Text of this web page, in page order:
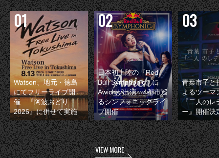
Watson、地元・徳島
にてフリーライブ開
催 『阿波おどり
2026』に併せて実施
日本初上陸の『Red
Bull Symphonic』に
Awichが出演 4都市巡
るシンフォニックライ
ブ開催
青葉市子と
よるツーマ
『二人のレ
ー』開催決
VIEW MORE